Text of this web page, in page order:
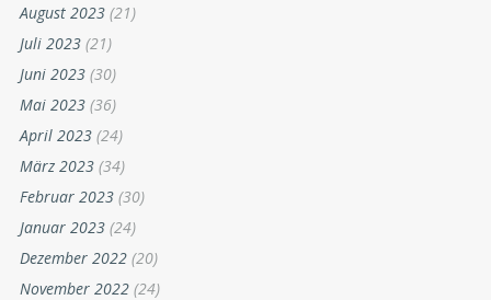
August 2023 (21)
Juli 2023 (21)
Juni 2023 (30)
Mai 2023 (36)
April 2023 (24)
März 2023 (34)
Februar 2023 (30)
Januar 2023 (24)
Dezember 2022 (20)
November 2022 (24)